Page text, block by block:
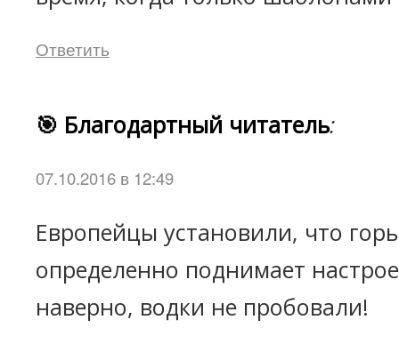
Ответить
🎯 Благодартный читатель:
07.10.2016 в 12:49
Европейцы установили, что
определенно поднимает
наверно, водки не пробовали!